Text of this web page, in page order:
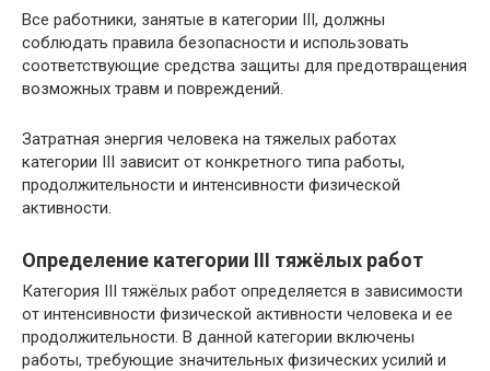
Все работники, занятые в категории III, должны
соблюдать правила безопасности и использовать
соответствующие средства защиты для предотвращения
возможных травм и повреждений.
Затратная энергия человека на тяжелых работах
категории III зависит от конкретного типа работы,
продолжительности и интенсивности физической
активности.
Определение категории III тяжёлых работ
Категория III тяжёлых работ определяется в зависимости
от интенсивности физической активности человека и ее
продолжительности. В данной категории включены
работы, требующие значительных физических усилий и